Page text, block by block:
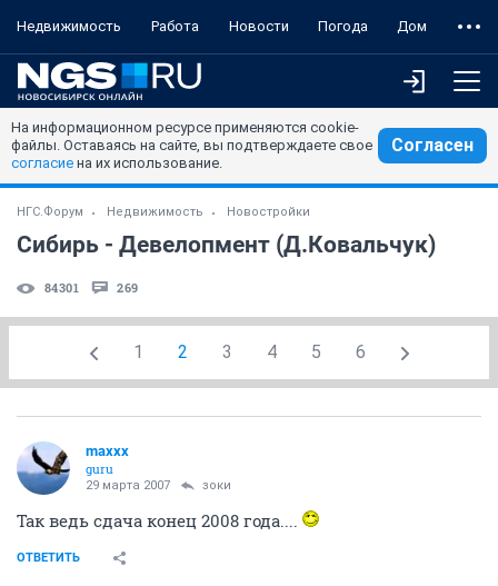
Недвижимость Работа Новости Погода Дом
На информационном ресурсе применяются cookie-
файлы. Оставаясь на сайте, вы подтверждаете свое
согласие на их использование.
Согласен
НГС.Форум Недвижимость Новостройки
Сибирь - Девелопмент (Д.Ковальчук)
84301 269
1 2 3 4 5 6
maxxx
guru
29 марта 2007 зоки
Так ведь сдача конец 2008 года....
ОТВЕТИТЬ